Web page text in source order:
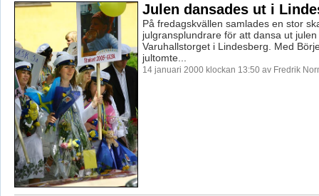
Julen dansades ut i
På fredagskvällen samlades en stor
julgransplundrare för att dansa ut julen
Varuhallstorget i Lindesberg. Med
jultomte...
14 januari 2000 klockan 13:50 av Fredrik